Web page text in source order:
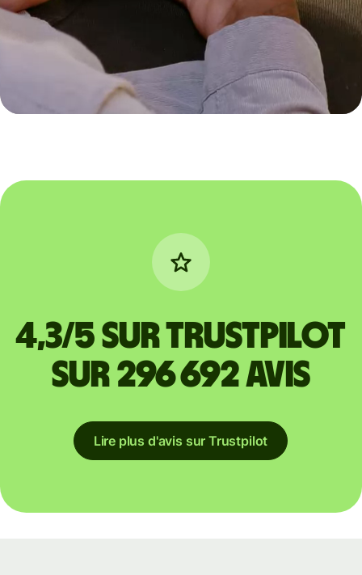
4,3/5 sur Trustpilot
sur 296 692 avis
Lire plus d'avis sur Trustpilot